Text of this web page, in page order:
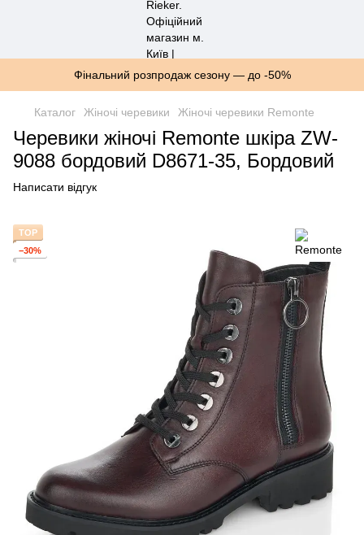
Фінальний розпродаж сезону — до -50%
Каталог Жіночі черевики Жіночі черевики Remonte
Черевики жіночі Remonte шкіра ZW-
9088 бордовий D8671-35, Бордовий
Написати відгук
TOP
−30%